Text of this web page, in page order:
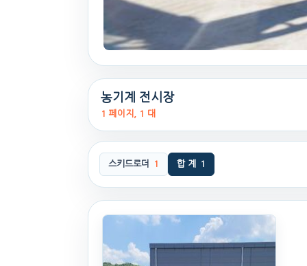
농기계 전시장
1 페이지, 1 대
스키드로더 1 합 계 1